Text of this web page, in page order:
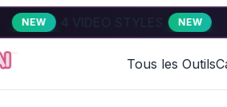
4 VIDEO STYLES ✦
Tous les Outils